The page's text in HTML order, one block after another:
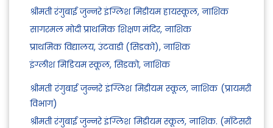
श्रीमती रंगुबाई जुन्नरे इंग्लिश मिडीयम हायस्कूल, नाशिक
सागरमल मोदी प्राथमिक शिक्षण मंदिर, नाशिक
प्राथमिक विद्यालय, उंटवाडी (सिडको), नाशिक
इंग्लीश मिडियम स्कूल, सिडको, नाशिक
श्रीमती रंगुबाई जुन्नरे इंग्लिश मिडीयम स्कूल, नाशिक (प्रायमरी
विभाग)
श्रीमती रंगुबाई जुन्नरे इंग्लिश मिडीयम स्कूल, नाशिक. (माँटेसरी